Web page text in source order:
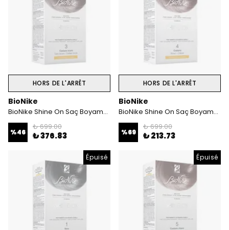
HORS DE L'ARRÊT
BioNike
BioNike Shine On Saç Boyama Kiti Koyu Kahve No: 3
%46
₺ 699.00
₺ 376.83
HORS DE L'ARRÊT
BioNike
BioNike Shine On Saç Boyama Kiti Kahverengi No :4
%69
₺ 699.00
₺ 213.73
Épuisé Épuisé